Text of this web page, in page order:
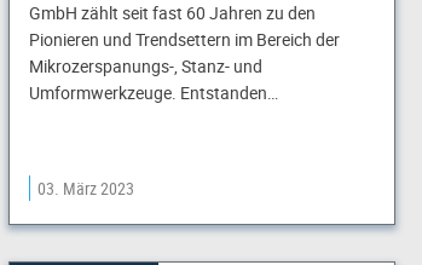
GmbH zählt seit fast 60 Jahren zu den
Pionieren und Trendsettern im Bereich der
Mikrozerspanungs-, Stanz- und
Umformwerkzeuge. Entstanden…
03. März 2023